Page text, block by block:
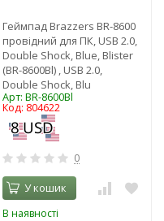
Геймпад Brazzers BR-8600
провідний для ПК, USB 2.0,
Double Shock, Blue, Blister
(BR-8600Bl) , USB 2.0,
Double Shock, Blu
Арт: BR-8600Bl
Код: 804622
0
У кошик
В наявності